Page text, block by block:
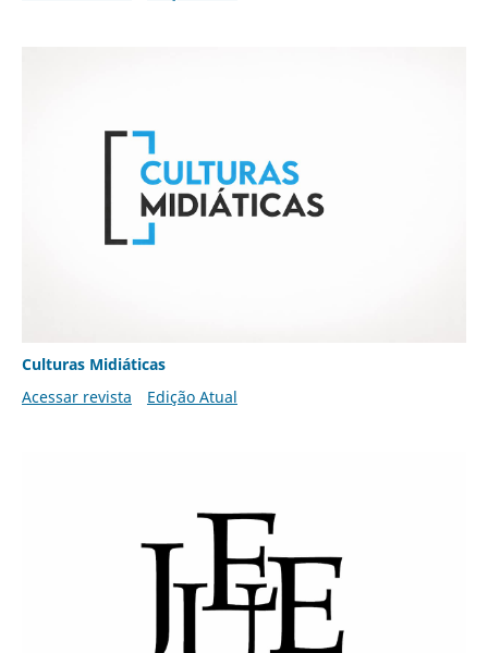
Culturas Midiáticas
Acessar revista
Edição Atual